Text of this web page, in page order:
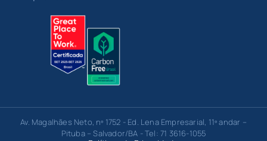
Av. Magalhães Neto, nº 1752 - Ed. Lena Empresarial, 11º andar –
Pituba – Salvador/BA - Tel: 71 3616-1055